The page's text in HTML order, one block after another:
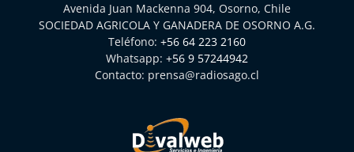
Avenida Juan Mackenna 904, Osorno, Chile
SOCIEDAD AGRICOLA Y GANADERA DE OSORNO A.G.
Teléfono: +56 64 223 2160
Whatsapp: +56 9 57244942
Contacto: prensa@radiosago.cl